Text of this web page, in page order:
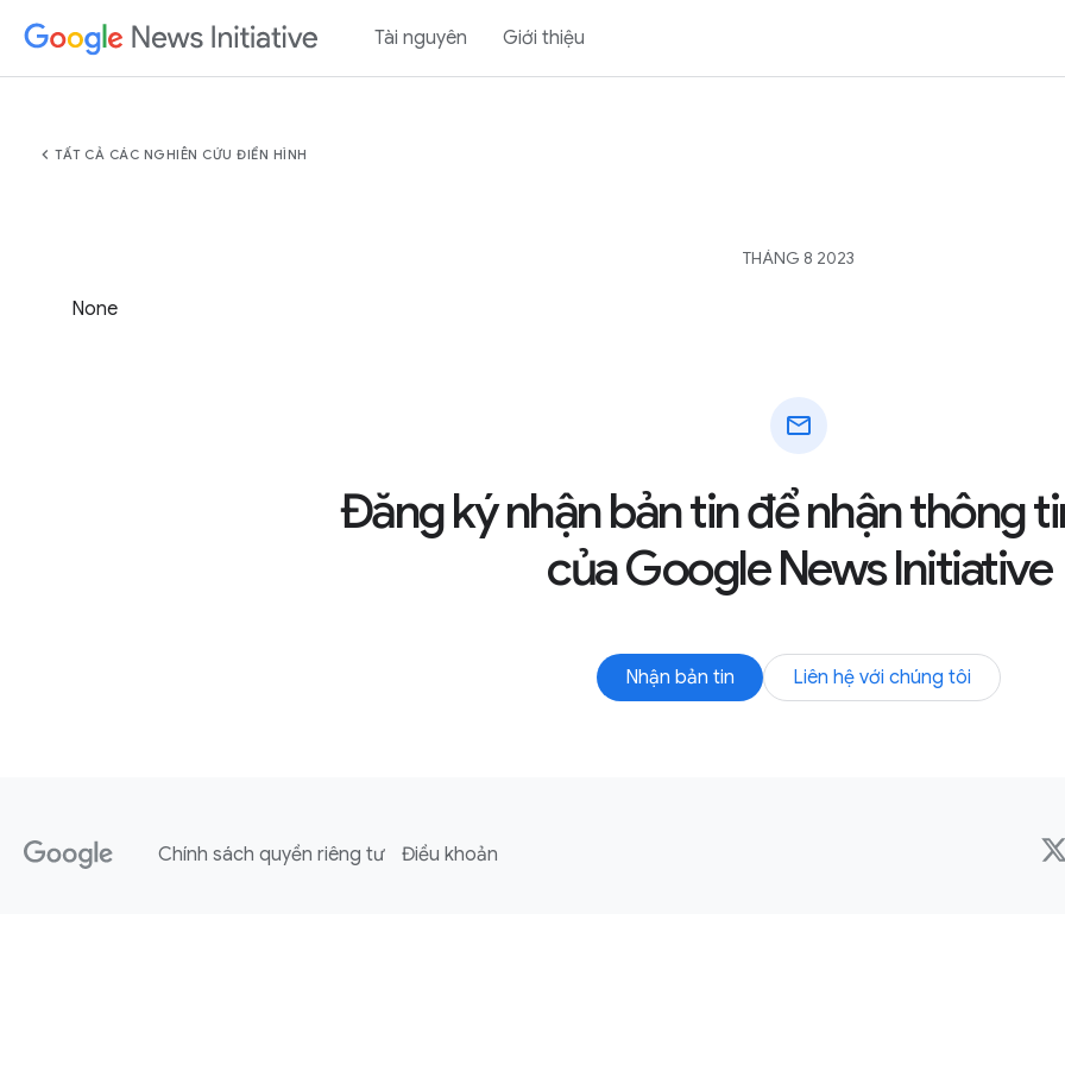
Tài nguyên Giới thiệu
chevron_left TẤT CẢ CÁC NGHIÊN CỨU ĐIỂN HÌNH
THÁNG 8 2023
None
mail
Đăng ký nhận bản tin để nhận thông
của Google News Initiative
Nhận bản tin Liên hệ với chúng tôi
Chính sách quyền riêng tư Điều khoản